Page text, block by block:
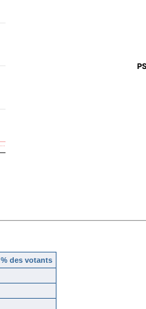
% des votants